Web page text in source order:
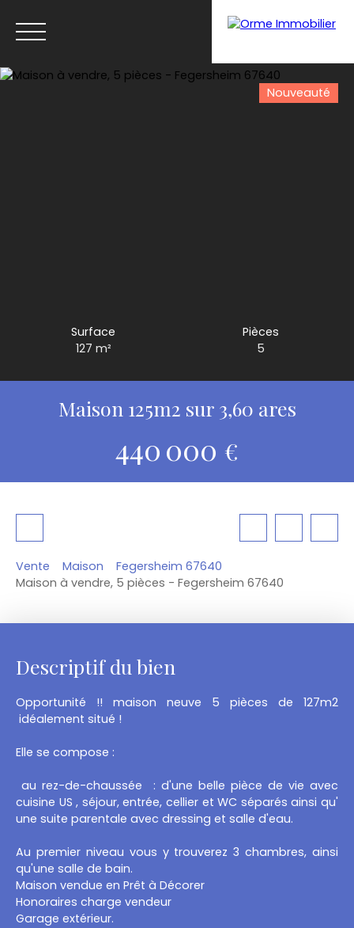
Nouveauté
Surface
127 m²
Pièces
5
Maison 125m2 sur 3,60 ares
440 000 €
Vente Maison
Fegersheim 67640
Maison à vendre, 5 pièces - Fegersheim 67640
Descriptif du bien
Opportunité !! maison neuve 5 pièces de 127m2
idéalement situé !
Elle se compose :
au rez-de-chaussée : d'une belle pièce de vie avec
cuisine US , séjour, entrée, cellier et WC séparés ainsi qu'
une suite parentale avec dressing et salle d'eau.
Au premier niveau vous y trouverez 3 chambres, ainsi
qu'une salle de bain.
Maison vendue en Prêt à Décorer
Honoraires charge vendeur
Garage extérieur.